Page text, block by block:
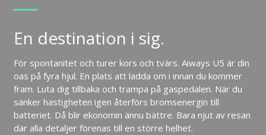
En destination i sig.
För spontanitet och turer kors och tvärs. Aiways U5 är din
oas på fyra hjul. En plats att ladda om i innan du kommer
fram. Luta dig tillbaka och trampa på gaspedalen. När du
sänker hastigheten igen återförs bromsenergin till
batteriet. Då blir ekonomin ännu bättre. Bara njut av resan
där alla detaljer förenas till en större helhet.